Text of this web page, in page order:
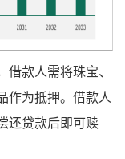
款人需将珠宝、
作为抵押。借款人
还贷款后即可赎